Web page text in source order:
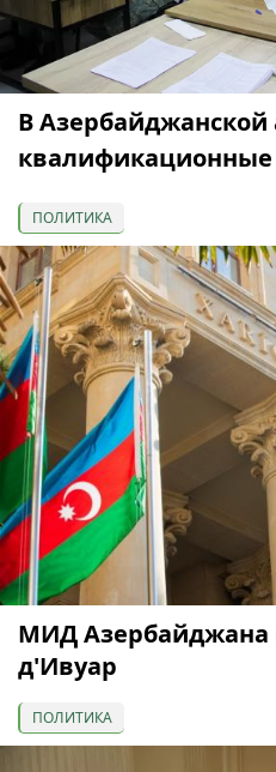
В
ПОЛИТИКА
МИД Азербайджана
д'Ивуар
ПОЛИТИКА